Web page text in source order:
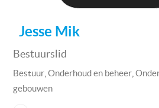
Jesse Mik
Bestuurslid
Bestuur ,Onderhoud en beheer ,
gebouwen